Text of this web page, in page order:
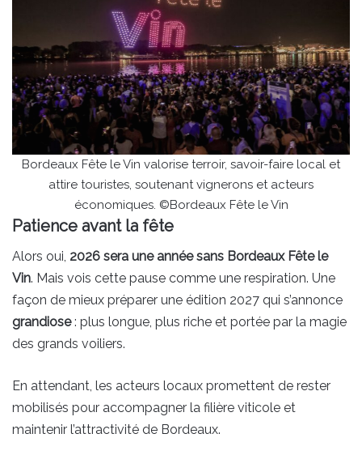
Bordeaux Fête le Vin valorise terroir, savoir-faire local et
attire touristes, soutenant vignerons et acteurs
économiques. ©Bordeaux Fête le Vin
Patience avant la fête
Alors oui, 2026 sera une année sans Bordeaux Fête le
Vin. Mais vois cette pause comme une respiration. Une
façon de mieux préparer une édition 2027 qui s’annonce
grandiose: plus longue, plus riche et portée par la magie
des grands voiliers.
En attendant, les acteurs locaux promettent de rester
mobilisés pour accompagner la filière viticole et
maintenir l’attractivité de Bordeaux.